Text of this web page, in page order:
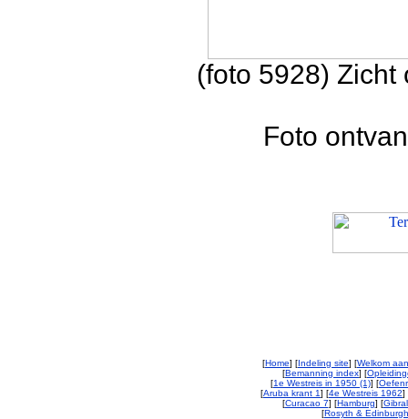
(foto 5928) Zicht
Foto
[Home] [Indeling site] [Welkom
[Bemanning index] [
[1e Westreis in 1950 (1)] [
[Aruba krant 1] [4e Westreis 1962]
[Curacao 7] [Hamburg] [
[Rosyth &